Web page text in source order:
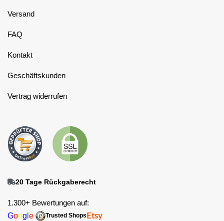
Versand
FAQ
Kontakt
Geschäftskunden
Vertrag widerrufen
20 Tage Rückgaberecht
1.300+ Bewertungen auf:
Goog e Trusted Shops Etsy